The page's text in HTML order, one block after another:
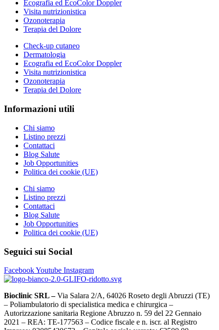
Ecografia ed EcoColor Doppler
Visita nutrizionistica
Ozonoterapia
Terapia del Dolore
Check-up cutaneo
Dermatologia
Ecografia ed EcoColor Doppler
Visita nutrizionistica
Ozonoterapia
Terapia del Dolore
Informazioni utili
Chi siamo
Listino prezzi
Contattaci
Blog Salute
Job Opportunities
Politica dei cookie (UE)
Chi siamo
Listino prezzi
Contattaci
Blog Salute
Job Opportunities
Politica dei cookie (UE)
Seguici sui Social
FacebookYoutube Instagram
Bioclinic SRL –Via Salara 2/A, 64026 Roseto degli Abruzzi (TE)
– Poliambulatorio di specialistica medica e chirurgica –
Autorizzazione sanitaria Regione Abruzzo n. 59 del 22 Gennaio
2021 – REA: TE-177563 – Codice fiscale e n. iscr. al Registro